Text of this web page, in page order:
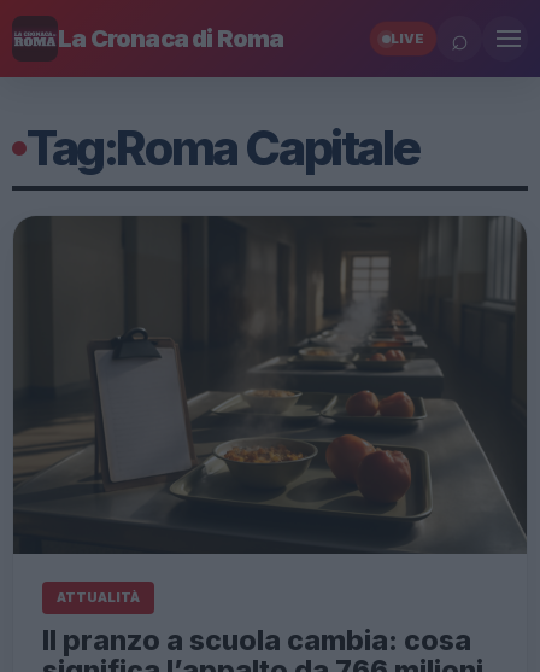
La Cronaca di Roma LIVE ⌕
Tag:Roma Capitale
ATTUALITÀ
Il pranzo a scuola cambia: cosa